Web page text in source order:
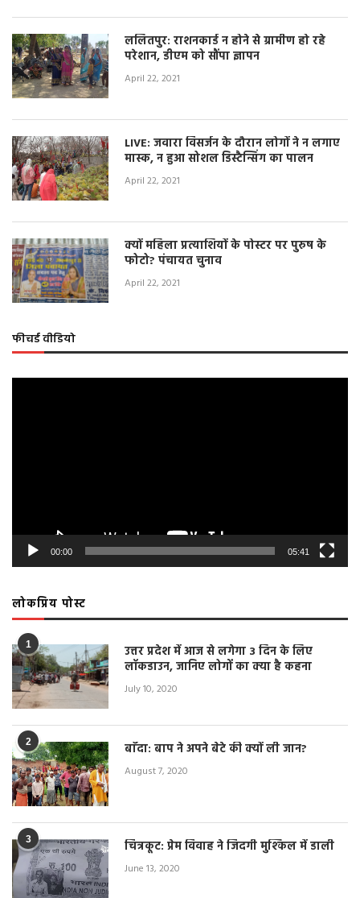
ललितपुर: राशनकार्ड न होने से ग्रामीण हो रहे
परेशान, डीएम को सौंपा ज्ञापन
April 22, 2021
LIVE: जवारा विसर्जन के दौरान लोगों ने न लगाए
मास्क, न हुआ सोशल डिस्टैन्सिंग का पालन
April 22, 2021
क्यों महिला प्रत्याशियों के पोस्टर पर पुरुष के
फोटो? पंचायत चुनाव
April 22, 2021
फीचर्ड वीडियो
00:00 05:41
लोकप्रिय पोस्ट
1
उत्तर प्रदेश में आज से लगेगा 3 दिन के लिए
लॉकडाउन, जानिए लोगों का क्या है कहना
July 10, 2020
2 बाँदा: बाप ने अपने बेटे की क्यों ली जान?
August 7, 2020
3 चित्रकूट: प्रेम विवाह ने जिंदगी मुश्किल में डाली
June 13, 2020